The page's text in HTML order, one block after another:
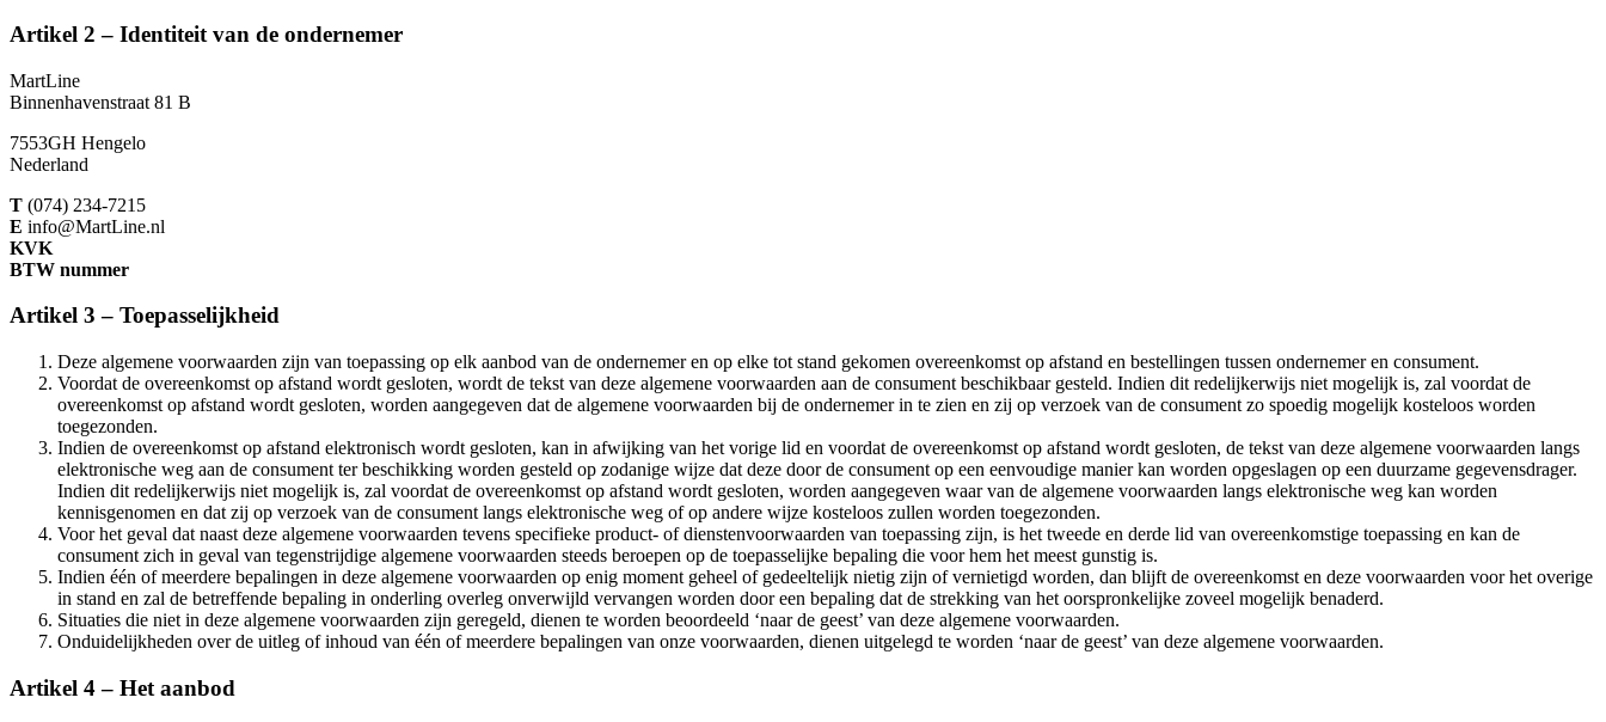
Artikel 2 – Identiteit van de ondernemer
MartLine
Binnenhavenstraat 81 B
7553GH Hengelo
Nederland
T (074) 234-7215
E info@MartLine.nl
KVK
BTW nummer
Artikel 3 – Toepasselijkheid
Deze algemene voorwaarden zijn van toepassing op elk aanbod van de ondernemer en op elke tot stand gekomen overeenkomst op afstand en bestellingen tussen ondernemer en consument.
Voordat de overeenkomst op afstand wordt gesloten, wordt de tekst van deze algemene voorwaarden aan de consument beschikbaar gesteld. Indien dit redelijkerwijs niet mogelijk is, zal voordat de
overeenkomst op afstand wordt gesloten, worden aangegeven dat de algemene voorwaarden bij de ondernemer in te zien en zij op verzoek van de consument zo spoedig mogelijk kosteloos worden
toegezonden.
Indien de overeenkomst op afstand elektronisch wordt gesloten, kan in afwijking van het vorige lid en voordat de overeenkomst op afstand wordt gesloten, de tekst van deze algemene voorwaarden langs
elektronische weg aan de consument ter beschikking worden gesteld op zodanige wijze dat deze door de consument op een eenvoudige manier kan worden opgeslagen op een duurzame gegevensdrager.
Indien dit redelijkerwijs niet mogelijk is, zal voordat de overeenkomst op afstand wordt gesloten, worden aangegeven waar van de algemene voorwaarden langs elektronische weg kan worden
kennisgenomen en dat zij op verzoek van de consument langs elektronische weg of op andere wijze kosteloos zullen worden toegezonden.
Voor het geval dat naast deze algemene voorwaarden tevens specifieke product- of dienstenvoorwaarden van toepassing zijn, is het tweede en derde lid van overeenkomstige toepassing en kan de
consument zich in geval van tegenstrijdige algemene voorwaarden steeds beroepen op de toepasselijke bepaling die voor hem het meest gunstig is.
Indien één of meerdere bepalingen in deze algemene voorwaarden op enig moment geheel of gedeeltelijk nietig zijn of vernietigd worden, dan blijft de overeenkomst en deze voorwaarden voor het overige
in stand en zal de betreffende bepaling in onderling overleg onverwijld vervangen worden door een bepaling dat de strekking van het oorspronkelijke zoveel mogelijk benaderd.
Situaties die niet in deze algemene voorwaarden zijn geregeld, dienen te worden beoordeeld ‘naar de geest’ van deze algemene voorwaarden.
Onduidelijkheden over de uitleg of inhoud van één of meerdere bepalingen van onze voorwaarden, dienen uitgelegd te worden ‘naar de geest’ van deze algemene voorwaarden.
Artikel 4 – Het aanbod